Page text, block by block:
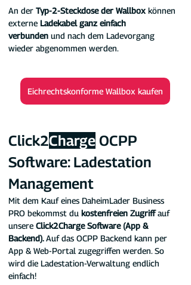
An der Typ-2-Steckdose der Wallbox können
externe Ladekabel ganz einfach
verbunden und nach dem Ladevorgang
wieder abgenommen werden.
Eichrechtskonforme Wallbox kaufen
Click2Charge OCPP
Software: Ladestation
Management
Mit dem Kauf eines DaheimLader Business
PRO bekommst du kostenfreien Zugriff auf
unsere Click2Charge Software (App &
Backend). Auf das OCPP Backend kann per
App & Web-Portal zugegriffen werden. So
wird die Ladestation-Verwaltung endlich
einfach!